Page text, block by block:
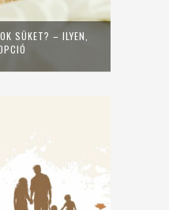
SÜKET? – ILYEN,